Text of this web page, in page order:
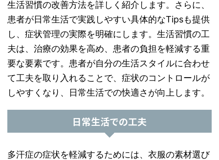
生活習慣の改善方法を詳しく紹介します。さらに、
患者が日常生活で実践しやすい具体的なTipsも提供
し、症状管理の実際を明確にします。生活習慣の工
夫は、治療の効果を高め、患者の負担を軽減する重
要な要素です。患者が自分の生活スタイルに合わせ
て工夫を取り入れることで、症状のコントロールが
しやすくなり、日常生活での快適さが向上します。
日常生活での工夫
多汗症の症状を軽減するためには、衣服の素材選び